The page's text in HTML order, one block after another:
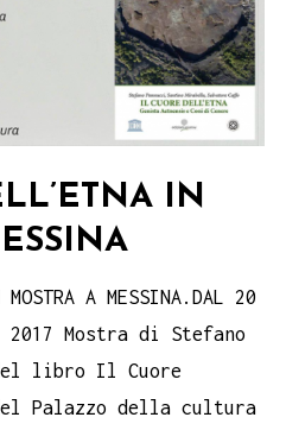
IN
A MESSINA.DAL 20
2017 Mostra di Stefano
libro Il Cuore
Palazzo della cultura